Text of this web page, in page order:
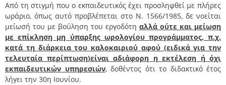
Από τη στιγμή που ο εκπαιδευτικός έχει προσληφθεί με πλήρες
ωράριο, όπως αυτό προβλέπεται στο Ν. 1566/1985, δε νοείται
μείωσή του με βούληση του εργοδότη αλλά ούτε και μείωση
με επίκληση μη ύπαρξης ωρολογίου προγράμματος, π.χ.
κατά τη διάρκεια του καλοκαιριού αφού (ειδικά για την
τελευταία περίπτωση)είναι αδιάφορη η εκτέλεση ή όχι
εκπαιδευτικών υπηρεσιών, δοθέντος ότι το διδακτικό έτος
λήγει την 30η Ιουνίου.